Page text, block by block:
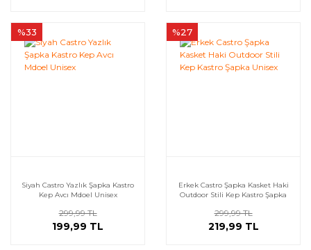
%33
Siyah Castro Yazlık Şapka Kastro
Kep Avcı Mdoel Unisex
299,99 TL
199,99 TL
%27
Erkek Castro Şapka Kasket Haki
Outdoor Stili Kep Kastro Şapka
299,99 TL
219,99 TL